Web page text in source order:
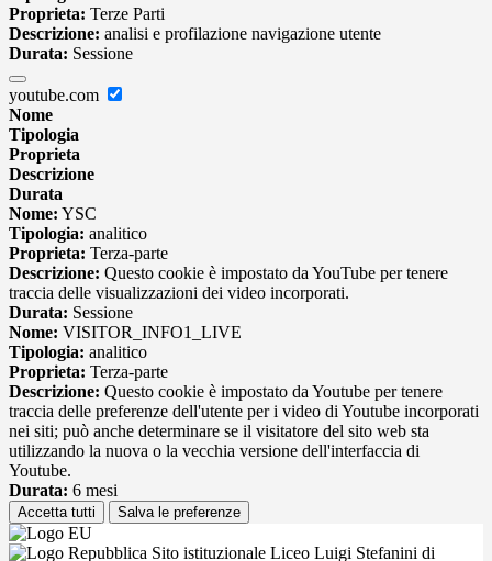
Proprieta: Terze Parti
Descrizione: analisi e profilazione navigazione utente
Durata: Sessione
youtube.com
Nome
Tipologia
Proprieta
Descrizione
Durata
Nome: YSC
Tipologia: analitico
Proprieta: Terza-parte
Descrizione: Questo cookie è impostato da YouTube per tenere
traccia delle visualizzazioni dei video incorporati.
Durata: Sessione
Nome: VISITOR_INFO1_LIVE
Tipologia: analitico
Proprieta: Terza-parte
Descrizione: Questo cookie è impostato da Youtube per tenere
traccia delle preferenze dell'utente per i video di Youtube incorporati
nei siti; può anche determinare se il visitatore del sito web sta
utilizzando la nuova o la vecchia versione dell'interfaccia di
Youtube.
Durata: 6 mesi
Accetta tutti Salva le preferenze
Sito istituzionale Liceo Luigi Stefanini di